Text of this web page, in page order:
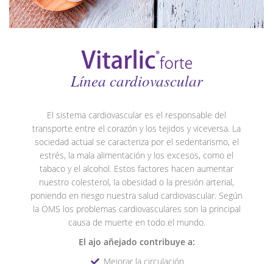
Línea cardiovascular
El sistema cardiovascular es el responsable del
transporte entre el corazón y los tejidos y viceversa. La
sociedad actual se caracteriza por el sedentarismo, el
estrés, la mala alimentación y los excesos, como el
tabaco y el alcohol. Estos factores hacen aumentar
nuestro colesterol, la obesidad o la presión arterial,
poniendo en riesgo nuestra salud cardiovascular. Según
la OMS los problemas cardiovasculares son la principal
causa de muerte en todo el mundo.
El ajo añejado contribuye a:
Mejorar la circulación